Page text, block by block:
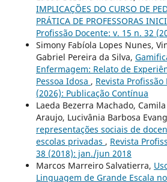
IMPLICAÇÕES DO CURSO DE
PRÁTICA DE PROFESSORAS
Profissão Docente: v. 15 n. 32
Simony Fabíola Lopes Nunes,
Gabriel Pereira da Silva,
Enfermagem: Relato de
Pessoa Idosa , Revista Profissão
(2026): Publicação Contínua
Laeda Bezerra Machado,
Araujo, Lucivânia Barbosa
representações sociais de
escolas privadas , Revista
38 (2018): jan./jun 2018
Marcos Marreiro Salvatierra,
Linguagem de Grande Escala